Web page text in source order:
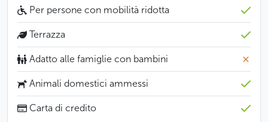
Per persone con mobilità ridotta
Terrazza
Adatto alle famiglie con bambini
Animali domestici ammessi
Carta di credito